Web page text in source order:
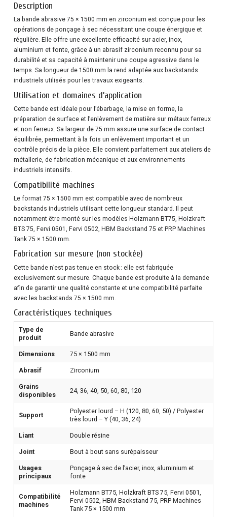
Description
La bande abrasive 75 × 1500 mm en zirconium est conçue pour les
opérations de ponçage à sec nécessitant une coupe énergique et
régulière. Elle offre une excellente efficacité sur acier, inox,
aluminium et fonte, grâce à un abrasif zirconium reconnu pour sa
durabilité et sa capacité à maintenir une coupe agressive dans le
temps. Sa longueur de 1500 mm la rend adaptée aux backstands
industriels utilisés pour les travaux exigeants.
Utilisation et domaines d’application
Cette bande est idéale pour l’ébarbage, la mise en forme, la
préparation de surface et l’enlèvement de matière sur métaux ferreux
et non ferreux. Sa largeur de 75 mm assure une surface de contact
équilibrée, permettant à la fois un enlèvement important et un
contrôle précis de la pièce. Elle convient parfaitement aux ateliers de
métallerie, de fabrication mécanique et aux environnements
industriels intensifs.
Compatibilité machines
Le format 75 × 1500 mm est compatible avec de nombreux
backstands industriels utilisant cette longueur standard. Il peut
notamment être monté sur les modèles Holzmann BT75, Holzkraft
BTS 75, Fervi 0501, Fervi 0502, HBM Backstand 75 et PRP Machines
Tank 75 × 1500 mm.
Fabrication sur mesure (non stockée)
Cette bande n’est pas tenue en stock : elle est fabriquée
exclusivement sur mesure. Chaque bande est produite à la demande
afin de garantir une qualité constante et une compatibilité parfaite
avec les backstands 75 × 1500 mm.
Caractéristiques techniques
Type de
produit
Bande abrasive
Dimensions 75 × 1500 mm
Abrasif Zirconium
Grains
disponibles
24, 36, 40, 50, 60, 80, 120
Support
Polyester lourd – H (120, 80, 60, 50) / Polyester
très lourd – Y (40, 36, 24)
Liant Double résine
Joint Bout à bout sans surépaisseur
Usages
principaux
Ponçage à sec de l’acier, inox, aluminium et
fonte
Compatibilité
machines
Holzmann BT75, Holzkraft BTS 75, Fervi 0501,
Fervi 0502, HBM Backstand 75, PRP Machines
Tank 75 × 1500 mm